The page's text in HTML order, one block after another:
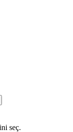
seç.